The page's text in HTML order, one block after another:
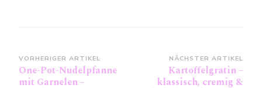
Beitragsnavigation
VORHERIGER ARTIKEL
One-Pot-Nudelpfanne
mit Garnelen –
NÄCHSTER ARTIKEL
Kartoffelgratin –
klassisch, cremig &